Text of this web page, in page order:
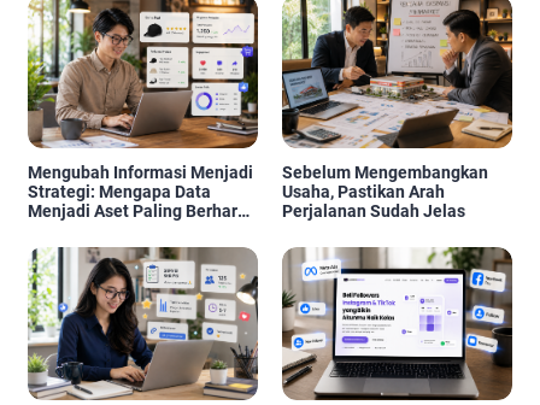
Mengubah Informasi Menjadi
Strategi: Mengapa Data
Menjadi Aset Paling Berharga
Sebelum Mengembangkan
Usaha, Pastikan Arah
Perjalanan Sudah Jelas